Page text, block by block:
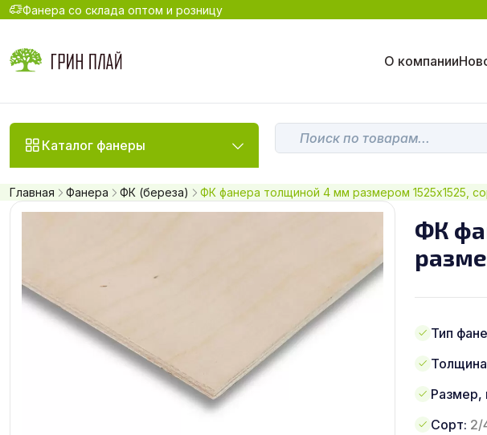
Фанера со склада оптом и розницу
О компании
Каталог фанеры
Главная Фанера ФК (береза) ФК фанера толщиной 4 мм размером 1525х1525,
ФК
Тип
Размер,
Сорт: 2/